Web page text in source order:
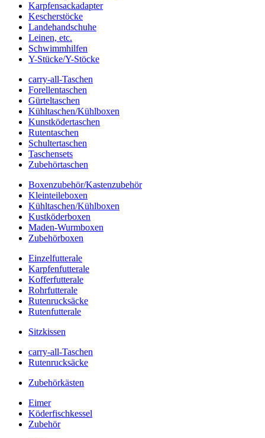
Karpfensackadapter
Kescherstöcke
Landehandschuhe
Leinen, etc.
Schwimmhilfen
Y-Stücke/Y-Stöcke
carry-all-Taschen
Forellentaschen
Gürteltaschen
Kühltaschen/Kühlboxen
Kunstködertaschen
Rutentaschen
Schultertaschen
Taschensets
Zubehörtaschen
Boxenzubehör/Kastenzubehör
Kleinteileboxen
Kühltaschen/Kühlboxen
Kustköderboxen
Maden-Wurmboxen
Zubehörboxen
Einzelfutterale
Karpfenfutterale
Kofferfutterale
Rohrfutterale
Rutenrucksäcke
Rutenfutterale
Sitzkissen
carry-all-Taschen
Rutenrucksäcke
Zubehörkästen
Eimer
Köderfischkessel
Zubehör